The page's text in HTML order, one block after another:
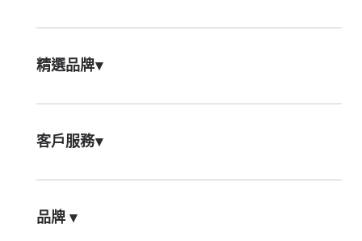
精選品牌▾
客戶服務▾
品牌▾